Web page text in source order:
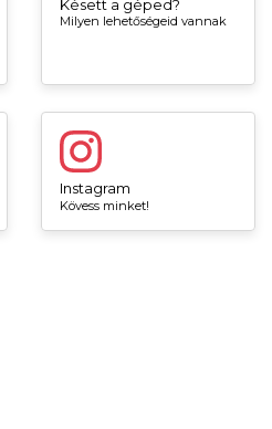
Késett a géped?
Milyen lehetőségeid vannak
Instagram
Kövess minket!